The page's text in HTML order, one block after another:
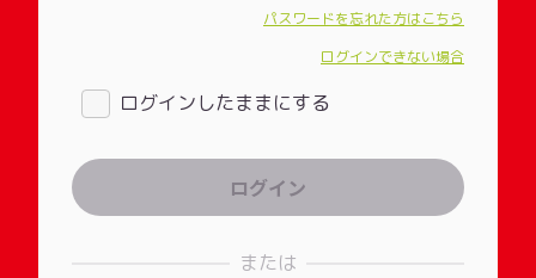
パスワードを忘れた方はこちら
ログインできない場合
ログインしたままにする
または